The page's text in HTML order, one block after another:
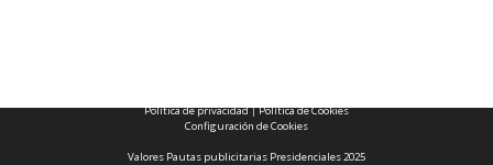
Política de privacidad|Política de Cookies
Configuración de Cookies
Valores Pautas publicitarias Presidenciales 2025